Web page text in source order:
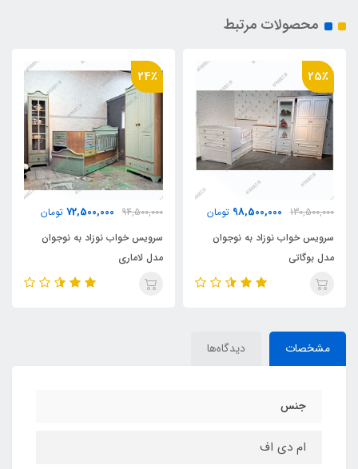
محصولات مرتبط
25٪
130,500,000
98,500,000 تومان
سرویس خواب نوزاد به نوجوان
مدل بوگاتی
24٪
94,500,000
72,500,000 تومان
سرویس خواب نوزاد به نوجوان
مدل لاماری
مشخصات دیدگاه‌ها
جنس
ام دی اف